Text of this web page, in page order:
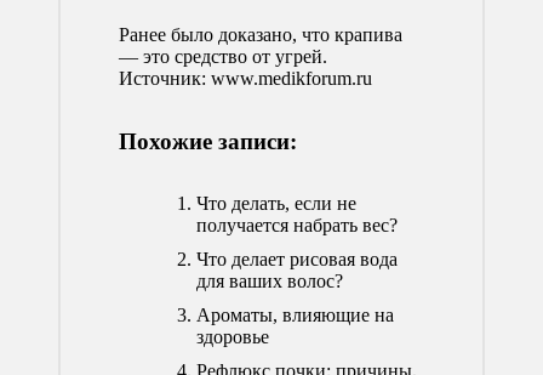
Ранее было доказано, что крапива
— это средство от угрей.
Источник: www.medikforum.ru
Похожие записи:
Что делать, если не
получается набрать вес?
Что делает рисовая вода
для ваших волос?
Ароматы, влияющие на
здоровье